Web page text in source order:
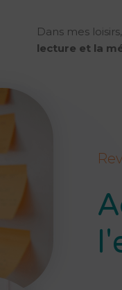
Dans mes
lecture et la